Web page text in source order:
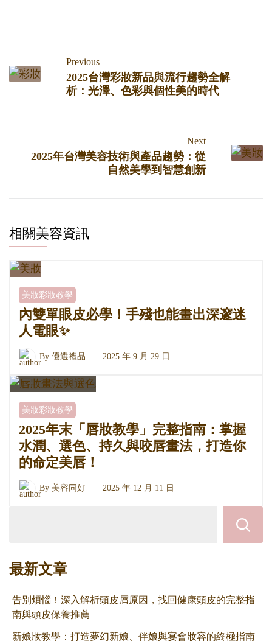
Previous
2025台灣彩妝新品與流行趨勢全解
析：光澤、色彩與個性美的時代
Next
2025年台灣美容技術與產品趨勢：從
自然美學到智慧創新
相關美容資訊
美妝彩妝教學
內雙單眼皮必學！手殘也能畫出深邃迷
人電眼✨
By 優選禮品 2025 年 9 月 29 日
美妝彩妝教學
2025年末「唇妝教學」完整指南：掌握
水潤、選色、持久與咬唇畫法，打造你
的命定美唇！
By 美容同好 2025 年 12 月 11 日
最新文章
告別煩惱！深入解析頭皮屑原因，找回健康頭皮的完整指
南與頭皮保養推薦
新娘妝教學：打造夢幻新娘、伴娘與宴會妝容的終極指南